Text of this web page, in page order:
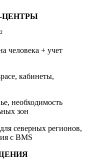
ЦЕНТРЫ
человека + учет
кабинеты,
необходимость
зон
северных регионов,
с BMS